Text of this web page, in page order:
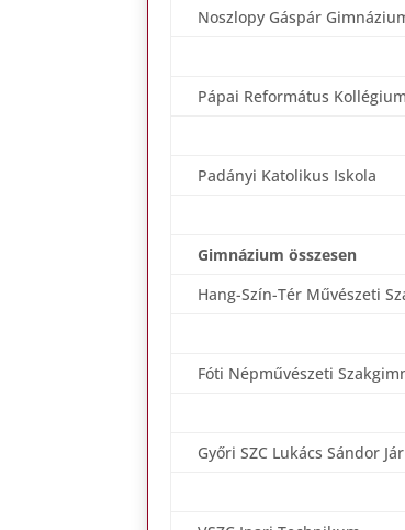
Noszlopy Gáspár
Pápai Református
Padányi Katolikus Iskola
Gimnázium összesen
Hang-Szín-Tér Művészeti
Fóti Népművészeti
Győri SZC Lukács Sándor